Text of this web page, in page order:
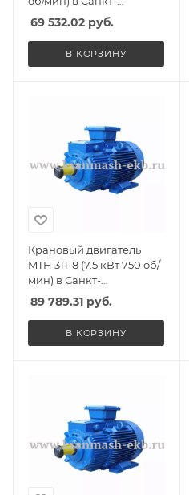
Петербурге, Спб
69 532.02 руб.
В КОРЗИНУ
Крановый двигатель
MTH 311-8 (7.5 кВт 750 об/
мин) в Санкт-
Петербурге, Спб
89 789.31 руб.
В КОРЗИНУ